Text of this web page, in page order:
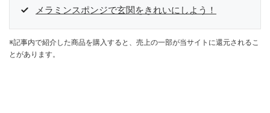
メラミンスポンジで玄関をきれいにしよう！
※記事内で紹介した商品を購入すると、売上の一部が当サイトに還元されるこ
とがあります。